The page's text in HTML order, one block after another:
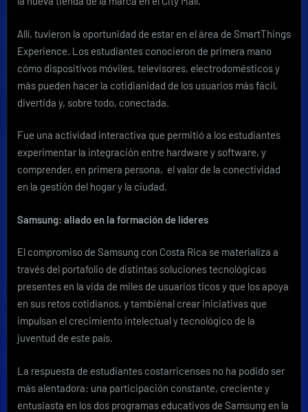
Allí, tuvieron la oportunidad de estar en el área de SmartThings
Experience. Los estudiantes conocieron de primera mano
cómo dispositivos móviles, televisores, electrodomésticos y
más pueden hacer la cotidianidad de los usuarios más fácil,
divertida y, sobre todo, conectada.
Fue una actividad interactiva que permitió a los estudiantes
experimentar la integración entre hardware y software, y
comprender, en primera persona, el valor de la conectividad
en la gestión del hogar y la ciudad.
Samsung: aliado en la formación de líderes
El compromiso de Samsung con Costa Rica se materializa a
través del portafolio de distintas soluciones tecnológicas
presentes en la vida de miles de usuarios ticos y que los apoya
en sus retos cotidianos, y tambiénal crear iniciativas que
impulsan el crecimiento intelectual y tecnológico de la
juventud de este país.
La respuesta de estudiantes costarricenses no ha podido ser
más alentadora: una participación constante, creciente y
entusiasta en los dos programas educativos de Samsung en la